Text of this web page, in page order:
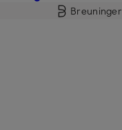
Breuninger